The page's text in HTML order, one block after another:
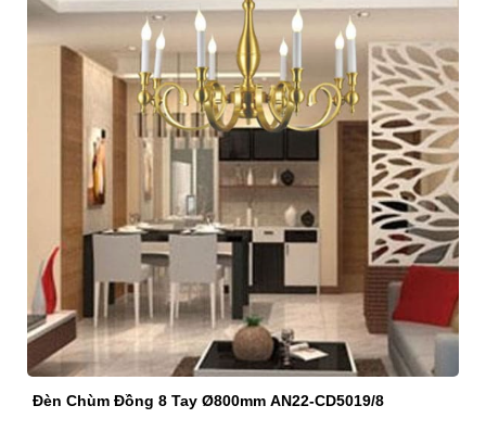
Đèn Chùm Đồng 6 Tay Ø780mm AN22-CD5017/6